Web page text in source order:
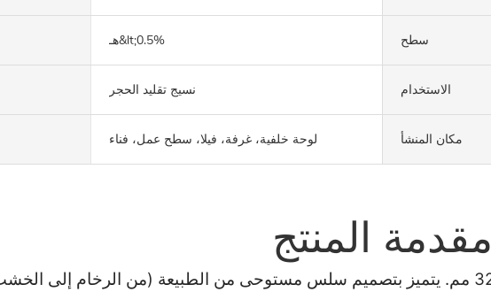
هـ&lt;0.5% سطح
نسيج تقليد الحجر الاستخدام
لوحة خلفية، غرفة، فيلا، سطح عمل، فناء مكان المنشأ
مقدمة المنتج
ارتقِ بديكوراتك الداخلية مع بلاط الحجر المُصقول بمقاس 1600×3200 مم. يتميز بتصميم سلس مستوحى من الطبيعة